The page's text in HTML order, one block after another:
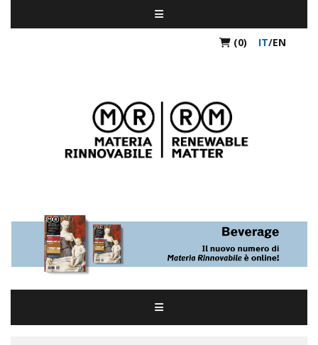
(0) IT/EN